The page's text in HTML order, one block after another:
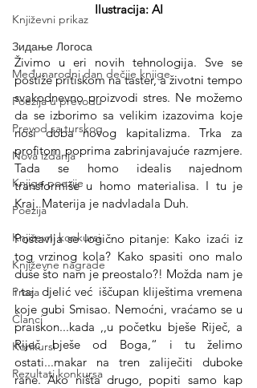
Književni prikaz
Зидање Логоса
Međunarodni dan dečije knjige
Poezija u prevodu
Prevod sa turskog
Nova izdanja
Knjige poezije
Poezija
Književni konkursi
Književne nagrade
Proza
Članci
Konkursi
Rezultati konkursa
Ilustracija: AI
Živimo u eri novih tehnologija. Sve se
postiže pritiskom na taster, a životni tempo
svakodnevno proizvodi stres. Ne možemo
da se izborimo sa velikim izazovima koje
nosi doba novog kapitalizma. Trka za
profitom poprima zabrinjavajuće razmjere.
Tada se homo idealis najednom
transformiše u homo materialisa. I tu je
Kraj. Materija je nadvladala Duh.
Postavlja se logično pitanje: Kako izaći iz
tog vrzinog kola? Kako spasiti ono malo
duše što nam je preostalo?! Možda nam je
i taj  djelić već  iščupan kliještima vremena
koje gubi Smisao. Nemoćni, vraćamo se u
praiskon...kada ,,u početku bješe Riječ, a
Riječ bješe od Boga,“ i tu želimo
ostati...makar na tren zaliječiti duboke
rane. Ako ništa drugo, popiti samo kap